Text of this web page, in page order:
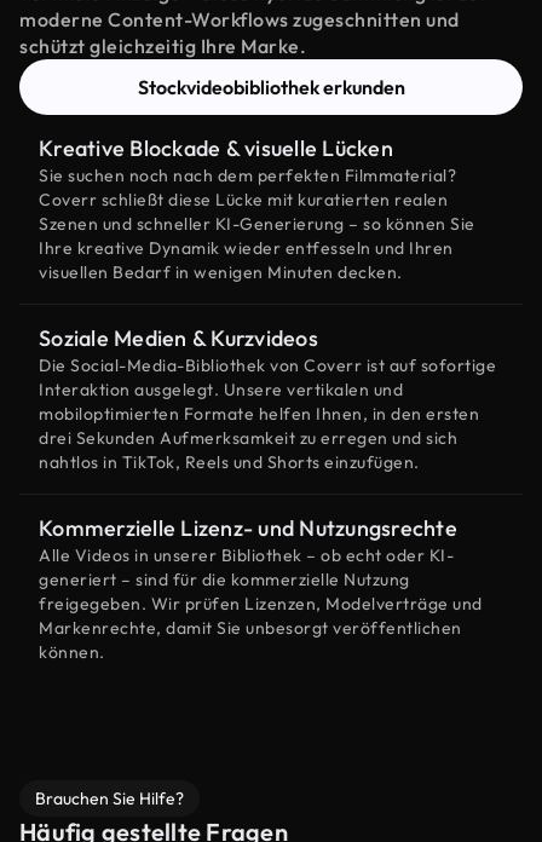
moderne Content-Workflows zugeschnitten und
schützt gleichzeitig Ihre Marke.
Stockvideobibliothek erkunden
Kreative Blockade & visuelle Lücken
Sie suchen noch nach dem perfekten Filmmaterial?
Coverr schließt diese Lücke mit kuratierten realen
Szenen und schneller KI-Generierung – so können Sie
Ihre kreative Dynamik wieder entfesseln und Ihren
visuellen Bedarf in wenigen Minuten decken.
Soziale Medien & Kurzvideos
Die Social-Media-Bibliothek von Coverr ist auf sofortige
Interaktion ausgelegt. Unsere vertikalen und
mobiloptimierten Formate helfen Ihnen, in den ersten
drei Sekunden Aufmerksamkeit zu erregen und sich
nahtlos in TikTok, Reels und Shorts einzufügen.
Kommerzielle Lizenz- und Nutzungsrechte
Alle Videos in unserer Bibliothek – ob echt oder KI-
generiert – sind für die kommerzielle Nutzung
freigegeben. Wir prüfen Lizenzen, Modelverträge und
Markenrechte, damit Sie unbesorgt veröffentlichen
können.
Brauchen Sie Hilfe?
Häufig gestellte Fragen